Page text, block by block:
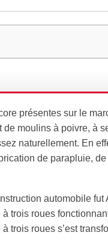
présentes sur le
moulins à poivre, à
naturellement. En
de parapluie,
automobile
trois roues
trois roues s’est